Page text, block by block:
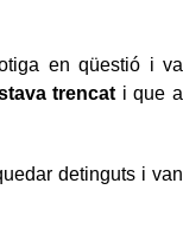
en qüestió i va
trencat i que a
detinguts i van